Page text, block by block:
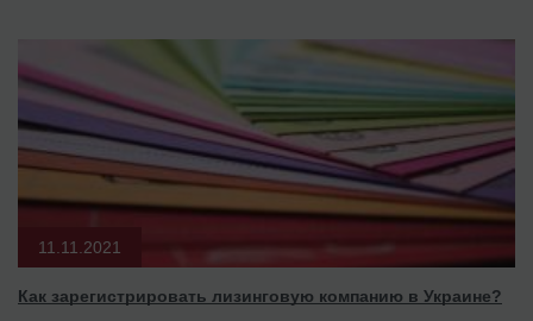
11.11.2021
Как зарегистрировать лизинговую компанию в Украине?